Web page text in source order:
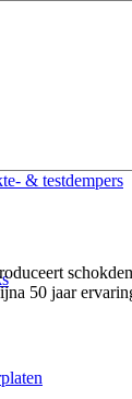
& testdempers
50 jaar